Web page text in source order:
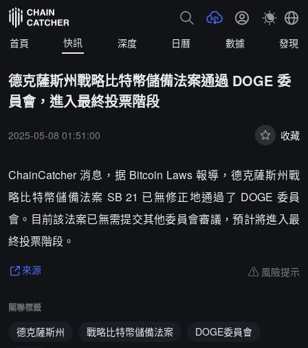
首頁 快訊 深度 日曆 數據 發現
德克薩斯州戰略比特幣儲備法案通過 DOGE 委
員會，進入最終投票階段
2025-05-08 01:51:00 收藏
ChainCatcher 消息，据 Bitcoin Laws 報導，德克薩斯州戰
略比特幣儲備法案 SB 21 已無修正地通過了 DOGE 委員
會。目前該法案已無需提交其他委員會審議，預計將進入最
終投票階段。
來源 風險提示
關聯標籤
德克薩斯州 戰略比特幣儲備法案
DOGE委員會